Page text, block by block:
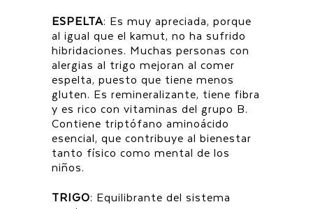
ESPELTA: Es muy apreciada, porque
al igual que el kamut, no ha sufrido
hibridaciones. Muchas personas con
alergias al trigo mejoran al comer
espelta, puesto que tiene menos
gluten. Es remineralizante, tiene fibra
y es rico con vitaminas del grupo B.
Contiene triptófano aminoácido
esencial, que contribuye al bienestar
tanto físico como mental de los
niños.
TRIGO: Equilibrante del sistema